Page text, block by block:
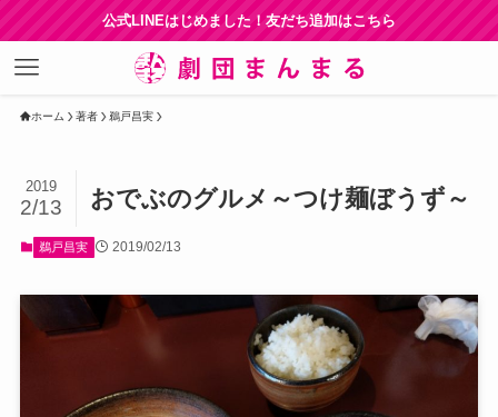
公式LINEはじめました！友だち追加はこちら
ホーム 著者 鵜戸昌実
おでぶのグルメ～つけ麺ぼうず～
2019
2/13
鵜戸昌実 2019/02/13